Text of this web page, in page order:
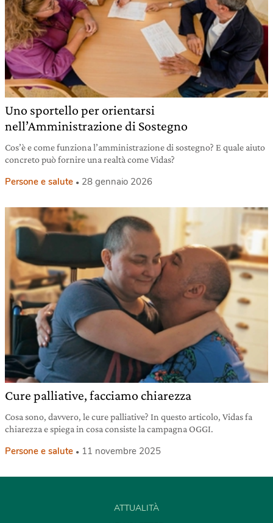
Uno sportello per orientarsi
nell’Amministrazione di Sostegno
Cos’è e come funziona l’amministrazione di sostegno? E quale aiuto
concreto può fornire una realtà come Vidas?
Persone e salute 28 gennaio 2026
Cure palliative, facciamo chiarezza
Cosa sono, davvero, le cure palliative? In questo articolo, Vidas fa
chiarezza e spiega in cosa consiste la campagna OGGI.
Persone e salute 11 novembre 2025
ATTUALITÀ